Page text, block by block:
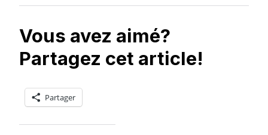
Vous avez aimé?
Partagez cet article!
Partager